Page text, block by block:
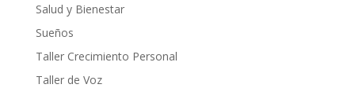
Salud y Bienestar
Sueños
Taller Crecimiento Personal
Taller de Voz